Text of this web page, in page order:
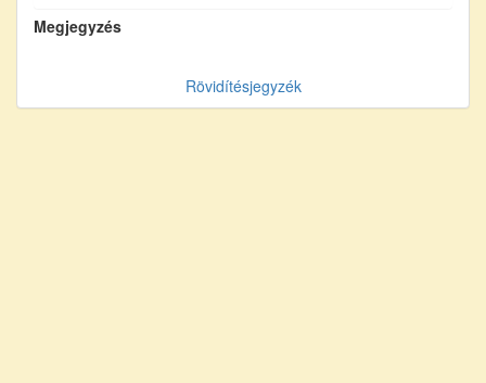
Megjegyzés
Rövidítésjegyzék